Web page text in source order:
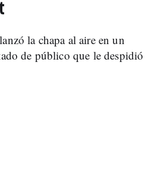
la chapa al aire en un
de público que le despidió